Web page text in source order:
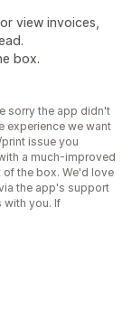
view invoices,
box.
sorry the app didn't
experience we want
issue you
a much-improved
the box. We'd love
the app's support
with you. If